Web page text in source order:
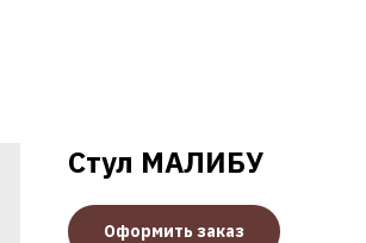
Стул МАЛИБУ
Оформить заказ